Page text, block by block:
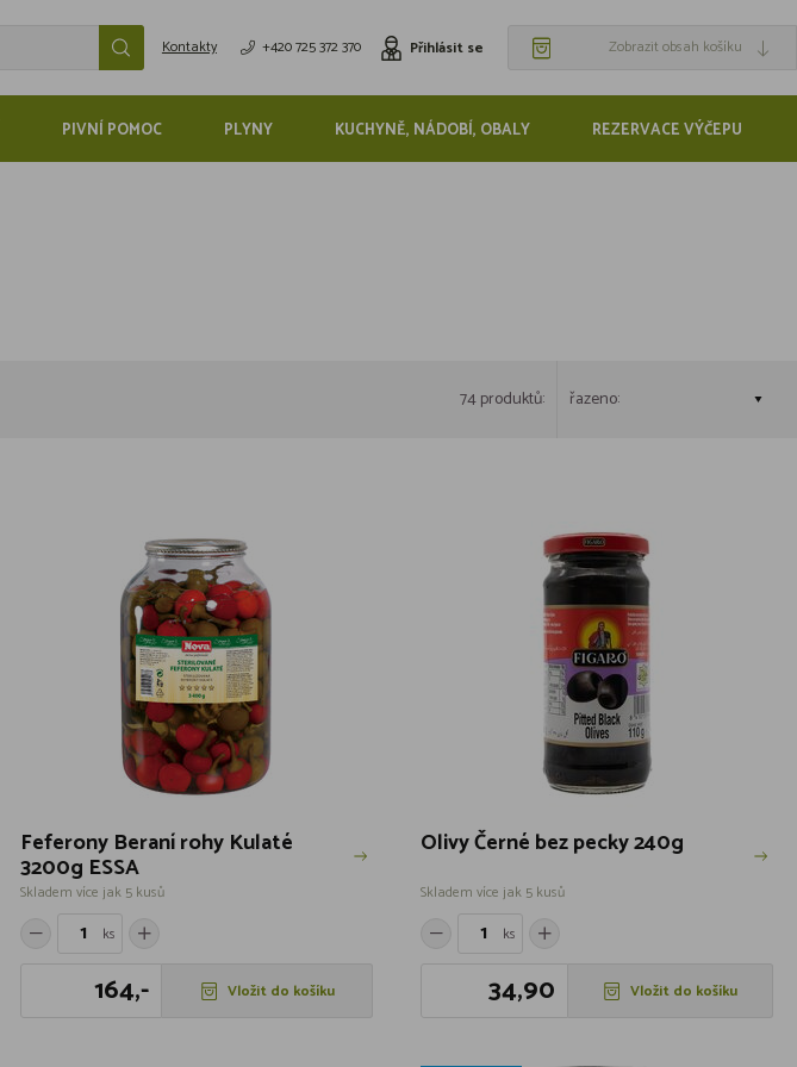
Kontakty +420 725 372 370 Přihlásit se Zobrazit obsah košíku
PIVNÍ POMOC PLYNY KUCHYNĚ, NÁDOBÍ, OBALY REZERVACE VÝČEPU
74 produktů: řazeno:
Feferony Beraní rohy Kulaté
3200g ESSA
Skladem více jak 5 kusů
ks
164,- Vložit do košíku
Olivy Černé bez pecky 240g
Skladem více jak 5 kusů
ks
34,90 Vložit do košíku